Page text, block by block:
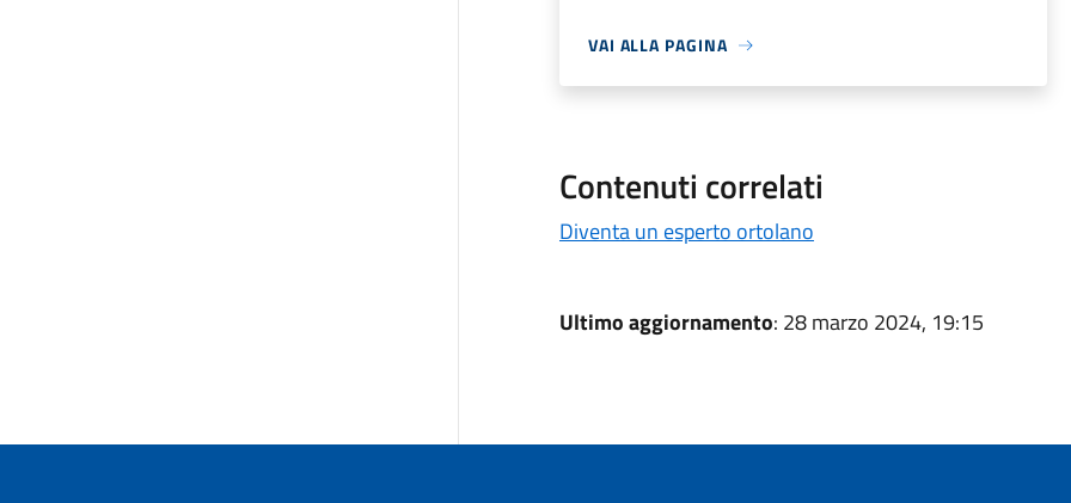
VAI ALLA PAGINA
Contenuti correlati
Diventa un esperto ortolano
Ultimo aggiornamento: 28 marzo 2024, 19:15